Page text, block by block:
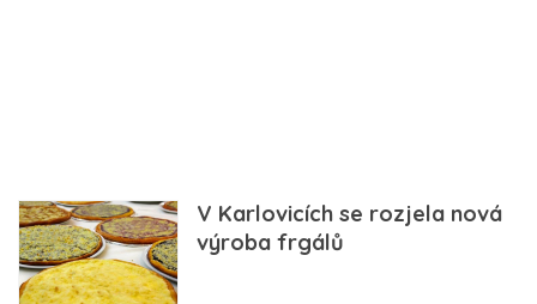
V Karlovicích se rozjela nová
výroba frgálů